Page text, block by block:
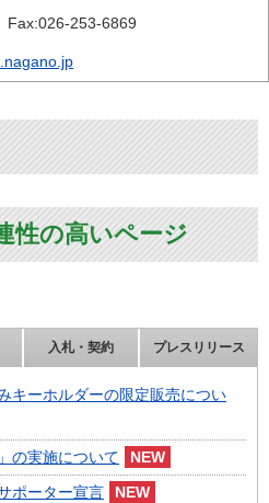
Fax:026-253-6869
性の高いページ
入札・契約 プレスリリース
キーホルダーの限定販売につい
の実施について
ポーター宣言